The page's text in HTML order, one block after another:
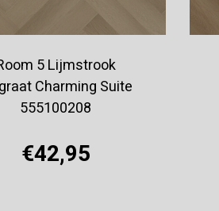
5 Lijmstrook
Charming Suite
555100208
€42,95